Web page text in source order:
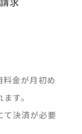
金が月初め
す。
決済が必要